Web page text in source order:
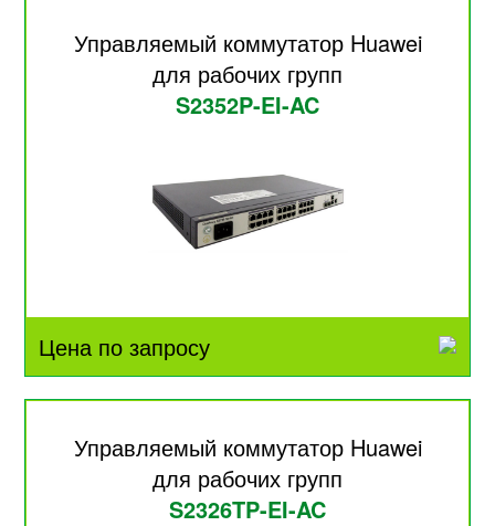
Управляемый коммутатор Huawei
для рабочих групп
S2352P-EI-AC
Цена по запросу
Управляемый коммутатор Huawei
для рабочих групп
S2326TP-EI-AC